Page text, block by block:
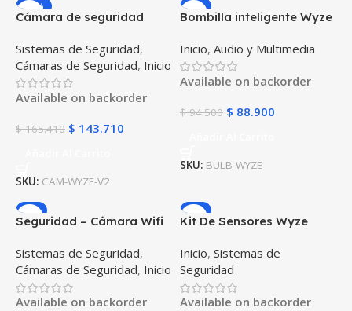
-13%
Cámara de seguridad
Compatible Google
Assistance
Sistemas de Seguridad,
Cámaras de Seguridad, Inicio
Available on backorder
$165.410 $ 143.710
SKU: CAM-WYZE-V2
-6%
Bombilla inteligente Wyze
google Assistance
Amazon Alexa IFTTT
Inicio, Audio y Multimedia
Available on backorder
$94.500 $ 88.900
SKU: BULB-WYZE
-4%
Seguridad – Cámara Wifi
Original 1080p
Compatible Google
Assistance Amazon Alexa
Sistemas de Seguridad,
Cámaras de Seguridad, Inicio
Available on backorder
-6%
Kit De Sensores Wyze
Puerta Ventana / Puente
Compatibles con Google
Assistant Amazon Alexa
Inicio, Sistemas de
Seguridad
Available on backorder